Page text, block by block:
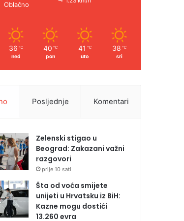
Oblačno
36 ℃
ned
40 ℃
pon
41 ℃
uto
38 ℃
sri
Posljednje Komentari
Zelenski stigao u
Beograd: Zakazani važni
razgovori
prije 10 sati
Šta od voća smijete
unijeti u Hrvatsku iz BiH:
Kazne mogu dostići
13.260 evra